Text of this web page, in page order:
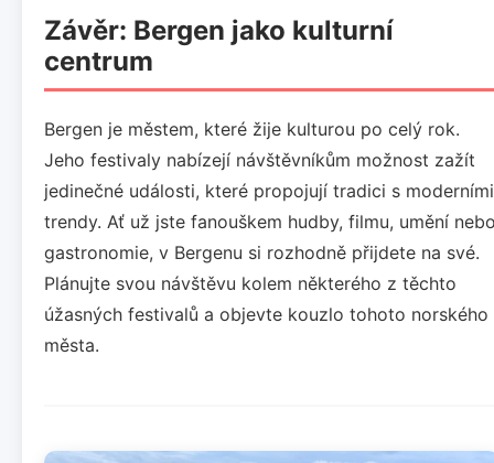
Závěr: Bergen jako kulturní
centrum
Bergen je městem, které žije kulturou po celý rok.
Jeho festivaly nabízejí návštěvníkům možnost zažít
jedinečné události, které propojují tradici s moderními
trendy. Ať už jste fanouškem hudby, filmu, umění
gastronomie, v Bergenu si rozhodně přijdete na své.
Plánujte svou návštěvu kolem některého z těchto
úžasných festivalů a objevte kouzlo tohoto norského
města.